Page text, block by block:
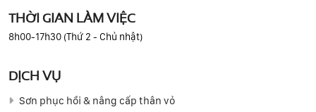
THỜI GIAN LÀM VIỆC
8h00-17h30 (Thứ 2 - Chủ nhật)
DỊCH VỤ
Sơn phục hồi & nâng cấp thân vỏ